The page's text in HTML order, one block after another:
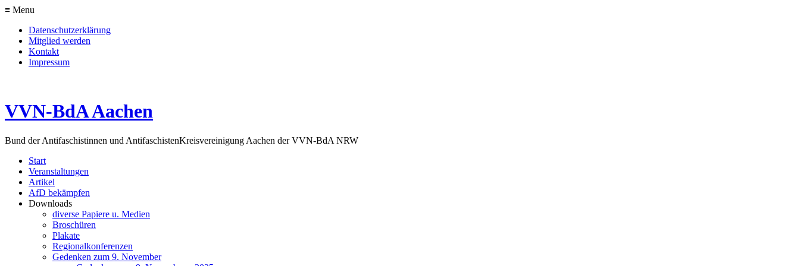
≡ Menu
Datenschutzerklärung
Mitglied werden
Kontakt
Impressum
VVN-BdA Aachen
Bund der Antifaschistinnen und AntifaschistenKreisvereinigung Aachen der VVN-BdA NRW
Start
Veranstaltungen
Artikel
AfD bekämpfen
Downloads
diverse Papiere u. Medien
Broschüren
Plakate
Regionalkonferenzen
Gedenken zum 9. November